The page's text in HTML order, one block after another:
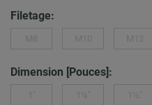
Filetage:
Dimension [Pouces]: